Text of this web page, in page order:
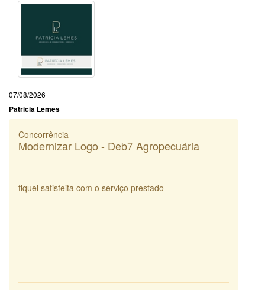
07/08/2026
Patricia Lemes
Concorrência
Modernizar Logo - Deb7 Agropecuária
fiquei satisfeita com o serviço prestado